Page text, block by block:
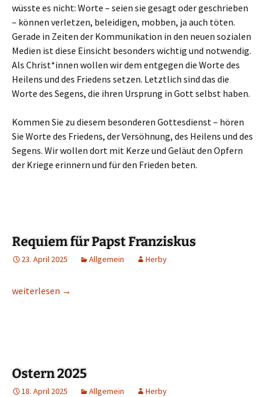
wüsste es nicht: Worte – seien sie gesagt oder geschrieben
– können verletzen, beleidigen, mobben, ja auch töten.
Gerade in Zeiten der Kommunikation in den neuen sozialen
Medien ist diese Einsicht besonders wichtig und notwendig.
Als Christ*innen wollen wir dem entgegen die Worte des
Heilens und des Friedens setzen. Letztlich sind das die
Worte des Segens, die ihren Ursprung in Gott selbst haben.
Kommen Sie zu diesem besonderen Gottesdienst – hören
Sie Worte des Friedens, der Versöhnung, des Heilens und des
Segens. Wir wollen dort mit Kerze und Geläut den Opfern
der Kriege erinnern und für den Frieden beten.
Requiem für Papst Franziskus
23. April 2025 Allgemein Herby
Requiem für Papst Franziskus
weiterlesen →
Ostern 2025
18. April 2025 Allgemein Herby